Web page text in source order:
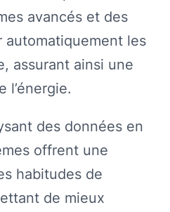
avancés et des
automatiquement les
assurant ainsi une
l’énergie.
des données en
offrent une
habitudes de
de mieux